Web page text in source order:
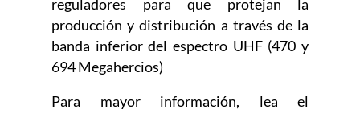
reguladores para que protejan la
producción y distribución a través de la
banda inferior del espectro UHF (470 y
694 Megahercios)
Para mayor información, lea el